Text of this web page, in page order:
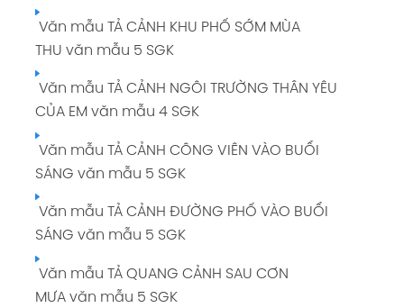
Tuần 3: VIỆT NAM - TỔ QUỐC EM giải Tiếng
Việt 5 tập 1 Trang 25
Tuần 4: CÁNH CHIM HÒA BÌNH giải Tiếng
Việt 5 tập 1 Trang 36
Tuần 5: CÁNH CHIM HÒA BÌNH giải Tiếng Việt
5 tập 1 Trang 45
Tuần 6: CÁNH CHIM HÒA BÌNH giải Tiếng Việt
5 tập 1 Trang 54
Soạn bài TẬP ĐỌC: NHỮNG NGƯỜI BẠN TỐT
giải Tiếng Việt 5 tập 1 Trang 64 65 SGK
Văn mẫu TẢ CẢNH KHU PHỐ SỚM MÙA
THU văn mẫu 5 SGK
Văn mẫu TẢ CẢNH NGÔI TRƯỜNG THÂN YÊU
CỦA EM văn mẫu 4 SGK
Văn mẫu TẢ CẢNH CÔNG VIÊN VÀO BUỔI
SÁNG văn mẫu 5 SGK
Văn mẫu TẢ CẢNH ĐƯỜNG PHỐ VÀO BUỔI
SÁNG văn mẫu 5 SGK
Văn mẫu TẢ QUANG CẢNH SAU CƠN
MƯA văn mẫu 5 SGK